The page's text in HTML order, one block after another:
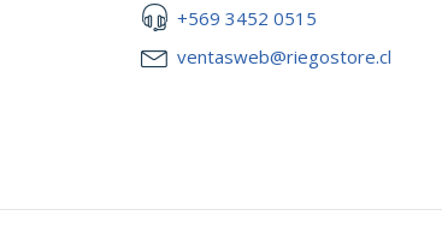
+569 3452 0515
ventasweb@riegostore.cl